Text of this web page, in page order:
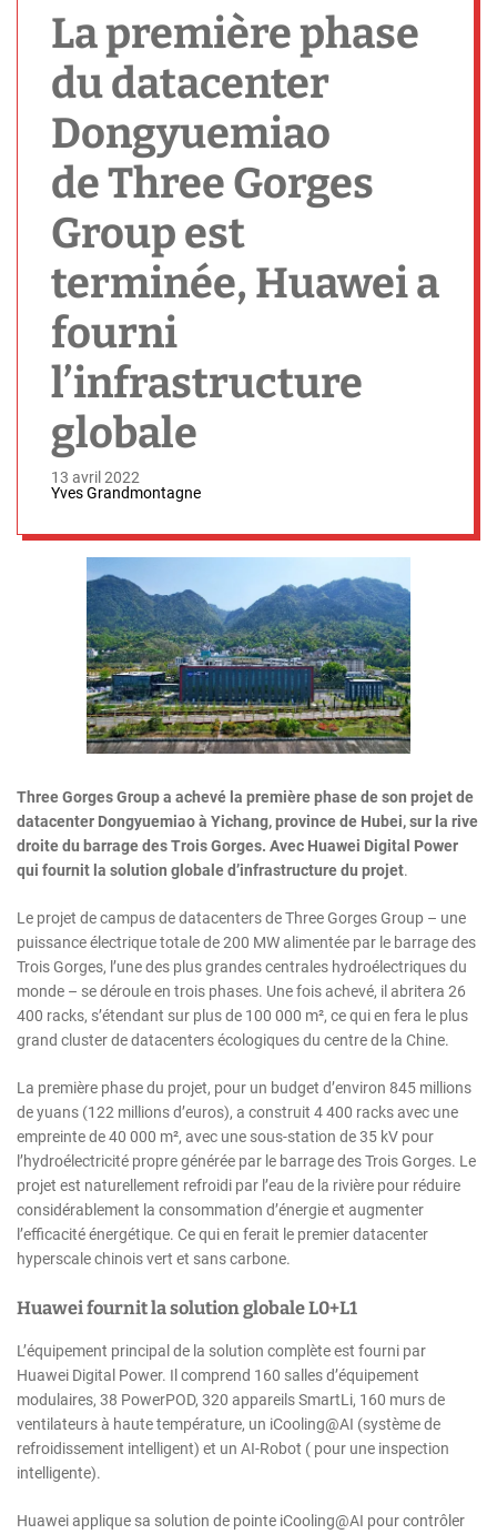
La première phase
du datacenter
Dongyuemiao
de Three Gorges
Group est
terminée, Huawei a
fourni
l’infrastructure
globale
13 avril 2022
Yves Grandmontagne
Three Gorges Group a achevé la première phase de son projet de
datacenter Dongyuemiao à Yichang, province de Hubei, sur la rive
droite du barrage des Trois Gorges. Avec Huawei Digital Power
qui fournit la solution globale d’infrastructure du projet.
Le projet de campus de datacenters de Three Gorges Group – une
puissance électrique totale de 200 MW alimentée par le barrage des
Trois Gorges, l’une des plus grandes centrales hydroélectriques du
monde – se déroule en trois phases. Une fois achevé, il abritera 26
400 racks, s’étendant sur plus de 100 000 m², ce qui en fera le plus
grand cluster de datacenters écologiques du centre de la Chine.
La première phase du projet, pour un budget d’environ 845 millions
de yuans (122 millions d’euros), a construit 4 400 racks avec une
empreinte de 40 000 m², avec une sous-station de 35 kV pour
l’hydroélectricité propre générée par le barrage des Trois Gorges. Le
projet est naturellement refroidi par l’eau de la rivière pour réduire
considérablement la consommation d’énergie et augmenter
l’efficacité énergétique. Ce qui en ferait le premier datacenter
hyperscale chinois vert et sans carbone.
Huawei fournit la solution globale L0+L1
L’équipement principal de la solution complète est fourni par
Huawei Digital Power. Il comprend 160 salles d’équipement
modulaires, 38 PowerPOD, 320 appareils SmartLi, 160 murs de
ventilateurs à haute température, un iCooling@AI (système de
refroidissement intelligent) et un AI-Robot ( pour une inspection
intelligente).
Huawei applique sa solution de pointe iCooling@AI pour contrôler